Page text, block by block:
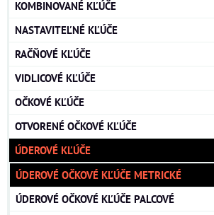
KOMBINOVANÉ KĽÚČE
NASTAVITEĽNÉ KĽÚČE
RAČŇOVÉ KĽÚČE
VIDLICOVÉ KĽÚČE
OČKOVÉ KĽÚČE
OTVORENÉ OČKOVÉ KĽÚČE
ÚDEROVÉ KĽÚČE
ÚDEROVÉ OČKOVÉ KĽÚČE METRICKÉ
ÚDEROVÉ OČKOVÉ KĽÚČE PALCOVÉ